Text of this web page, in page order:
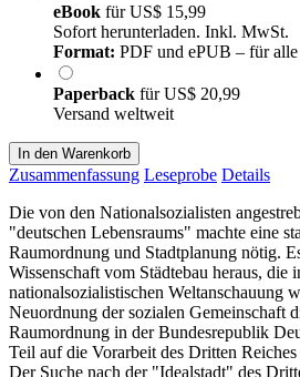
eBook fürUS$ 15,99
Sofort herunterladen. Inkl. MwSt.
Format: PDF und ePUB – für alle
Paperback fürUS$ 20,99
Versand weltweit
In den Warenkorb
Zusammenfassung Leseprobe Details
Die von den Nationalsozialisten
"deutschen Lebensraums" machte eine
Raumordnung und Stadtplanung nötig.
Wissenschaft vom Städtebau heraus, die
nationalsozialistischen Weltanschauung
Neuordnung der sozialen Gemeinschaft
Raumordnung in der Bundesrepublik
Teil auf die Vorarbeit des Dritten
Der Suche nach der "Idealstadt" des